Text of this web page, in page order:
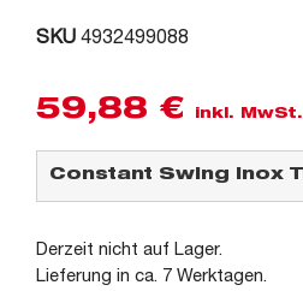
SKU 4932499088
59,88 € inkl. MwSt.
Derzeit nicht auf Lager.
Lieferung in ca. 7 Werktagen.